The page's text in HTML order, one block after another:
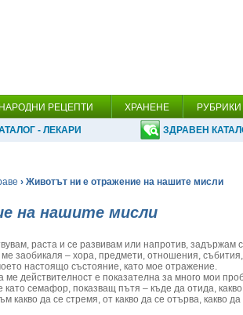
НАРОДНИ РЕЦЕПТИ ХРАНЕНЕ РУБРИКИ
- ЛЕКАРИ ЗДРАВЕН
› Животът ни е отражение на нашите мисли
на нашите мисли
раста и се развивам или напротив, задържам
ме заобикаля – хора, предмети, отношения, събития,
настоящо състояние, като мое отражение.
ме действителност е показателна за много мои
като семафор, показващ пътя – къде да отида, какво
какво да се стремя, от какво да се отърва, какво да